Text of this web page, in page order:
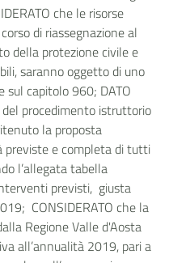
che le risorse
di riassegnazione al
della protezione civile e
saranno oggetto di uno
sul capitolo 960; DATO
procedimento istruttorio
la proposta
previste e completa di tutti
l’allegata tabella
previsti, giusta
CONSIDERATO che la
Regione Valle d'Aosta
all’annualità 2019, pari a